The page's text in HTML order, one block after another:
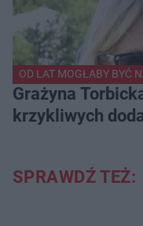
OD LAT MOGŁABY BYĆ
Grażyna
krzykliwych
SPRAWDŹ TEŻ: